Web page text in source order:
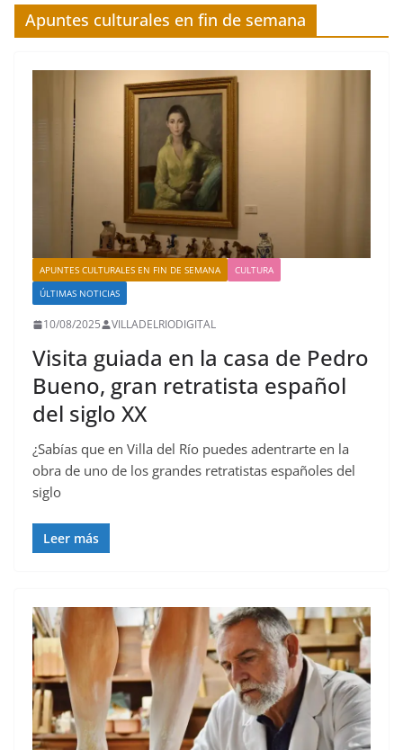
Apuntes culturales en fin de semana
APUNTES CULTURALES EN FIN DE SEMANA
CULTURA
ÚLTIMAS NOTICIAS
10/08/2025 VILLADELRIODIGITAL
Visita guiada en la casa de Pedro
Bueno, gran retratista español
del siglo XX
¿Sabías que en Villa del Río puedes adentrarte en la
obra de uno de los grandes retratistas españoles del
siglo
Leer más